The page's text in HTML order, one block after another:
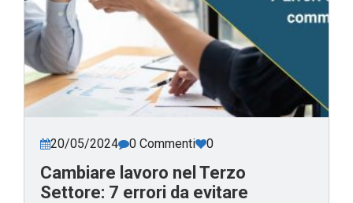
20/05/2024 0 Commenti 0
Cambiare lavoro nel Terzo
Settore: 7 errori da evitare